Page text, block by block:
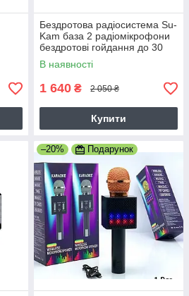
Бездротова радіосистема Su-
Kam база 2 радіомікрофони
бездротові гойдання до 30
метрів стереозвуку Black
В наявності
1 640 ₴ 2 050 ₴
Купити
–20% Подарунок